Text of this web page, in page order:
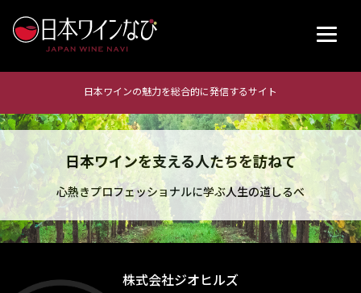
日本ワインの魅力を総合的に発信するサイト
日本ワインを支える人たちを訪ねて
心熱きプロフェッショナルに学ぶ人生の道しるべ
株式会社ジオヒルズ